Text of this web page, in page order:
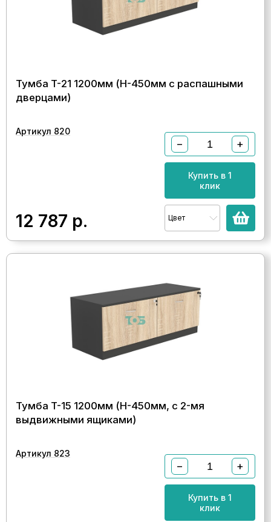
Тумба T-21 1200мм (H-450мм с распашными
дверцами)
Артикул 820
12 787 р.
− +
Купить в 1
клик
Цвет
Тумба T-15 1200мм (H-450мм, с 2-мя
выдвижными ящиками)
Артикул 823
− +
Купить в 1
клик